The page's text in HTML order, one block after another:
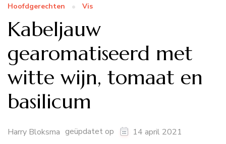
Hoofdgerechten Vis
Kabeljauw
gearomatiseerd met
witte wijn, tomaat en
basilicum
Harry Bloksma geüpdatet op 14 april 2021